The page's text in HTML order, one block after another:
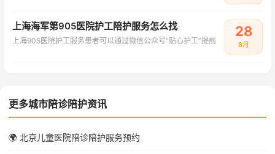
上海海军第905医院护工陪护服务怎么找
上海905医院护工服务患者可以通过微信公众号“贴心护工”提前
28
8月
更多城市陪诊陪护资讯
🌍 北京儿童医院陪诊陪护服务预约